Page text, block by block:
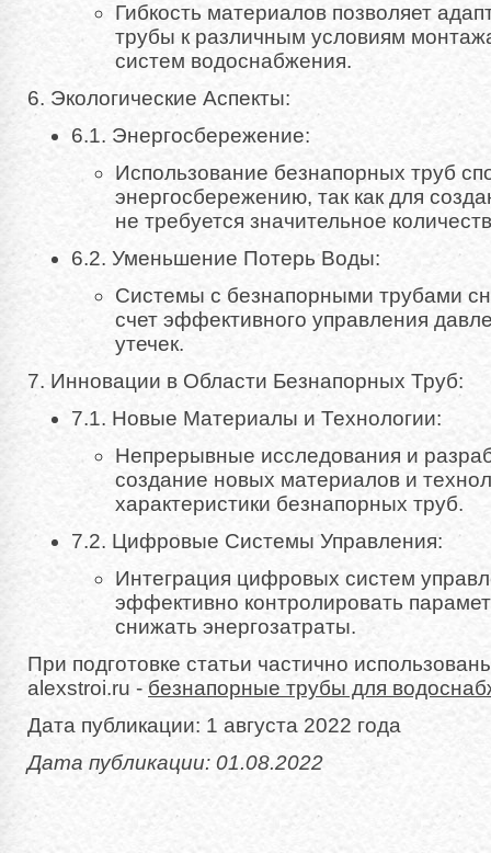
Гибкость материалов позволяет
трубы к различным условиям
систем водоснабжения.
6. Экологические Аспекты:
6.1. Энергосбережение:
Использование безнапорных труб
энергосбережению, так как для
не требуется значительное
6.2. Уменьшение Потерь Воды:
Системы с безнапорными трубами
счет эффективного управления
утечек.
7. Инновации в Области Безнапорных Труб:
7.1. Новые Материалы и Технологии:
Непрерывные исследования и
создание новых материалов и
характеристики безнапорных труб.
7.2. Цифровые Системы Управления:
Интеграция цифровых систем
эффективно контролировать
снижать энергозатраты.
При подготовке статьи частично
alexstroi.ru - безнапорные трубы для
Дата публикации: 1 августа 2022 года
Дата публикации: 01.08.2022